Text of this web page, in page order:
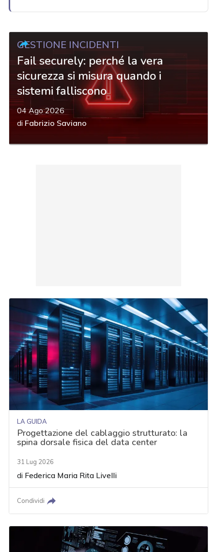
GESTIONE INCIDENTI
Fail securely: perché la vera
sicurezza si misura quando i
sistemi falliscono
04 Ago 2026
di Fabrizio Saviano
LA GUIDA
Progettazione del cablaggio strutturato: la
spina dorsale fisica del data center
31 Lug 2026
di Federica Maria Rita Livelli
Condividi